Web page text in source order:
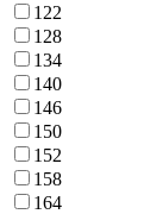
122
128
134
140
146
150
152
158
164